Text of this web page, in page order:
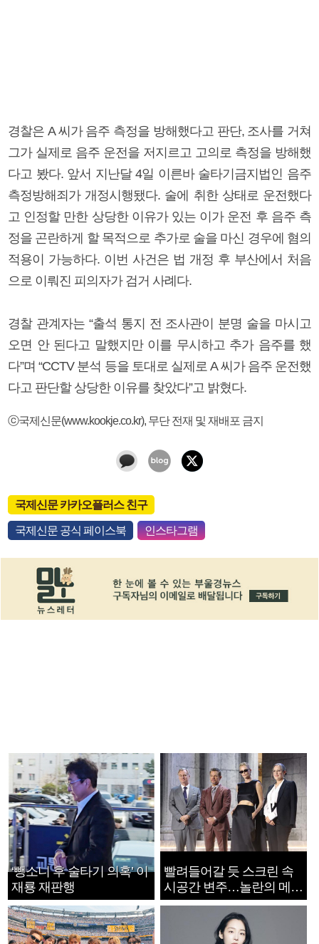
경찰은 A 씨가 음주 측정을 방해했다고 판단, 조사를 거쳐
그가 실제로 음주 운전을 저지르고 고의로 측정을 방해했
다고 봤다. 앞서 지난달 4일 이른바 술타기금지법인 음주
측정방해죄가 개정시행됐다. 술에 취한 상태로 운전했다
고 인정할 만한 상당한 이유가 있는 이가 운전 후 음주 측
정을 곤란하게 할 목적으로 추가로 술을 마신 경우에 혐의
적용이 가능하다. 이번 사건은 법 개정 후 부산에서 처음
으로 이뤄진 피의자가 검거 사례다.
경찰 관계자는 “출석 통지 전 조사관이 분명 술을 마시고
오면 안 된다고 말했지만 이를 무시하고 추가 음주를 했
다”며 “CCTV 분석 등을 토대로 실제로 A 씨가 음주 운전했
다고 판단할 상당한 이유를 찾았다”고 밝혔다.
ⓒ국제신문(www.kookje.co.kr), 무단 전재 및 재배포 금지
국제신문 카카오플러스 친구
국제신문 공식 페이스북 인스타그램
‘뺑소니 후 술타기 의혹’ 이
재룡 재판행
빨려들어갈 듯 스크린 속
시공간 변주…놀란의 메시
지는 ‘전쟁 속죄’